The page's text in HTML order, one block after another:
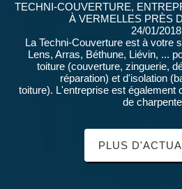
TECHNI-COUVERTURE,
À VERMELLES PRÈS
24/01/2018
La Techni-Couverture est à votre
Lens, Arras, Béthune, Liévin, ...
toiture (couverture, zinguerie,
réparation) et d'isolation
toiture). L'entreprise est également
de
PLUS